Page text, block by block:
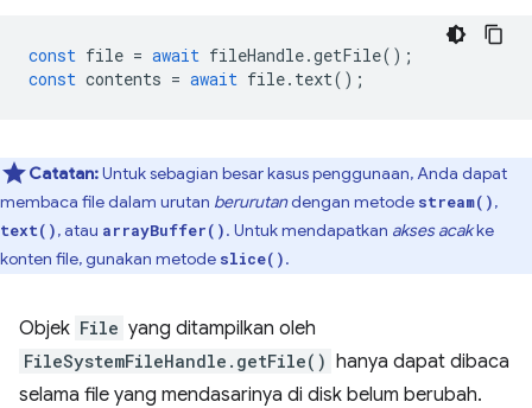
const file = await fileHandle.getFile();
const contents = await file. text();
Catatan:Untuk sebagian besar kasus penggunaan, Anda dapat
membaca file dalam urutan berurutandengan metode stream(),
text(), atau arrayBuffer(). Untuk mendapatkan akses acakke
konten file, gunakan metode slice().
Objek File yang ditampilkan oleh
FileSystemFileHandle.getFile() hanya dapat dibaca
selama file yang mendasarinya di disk belum berubah.